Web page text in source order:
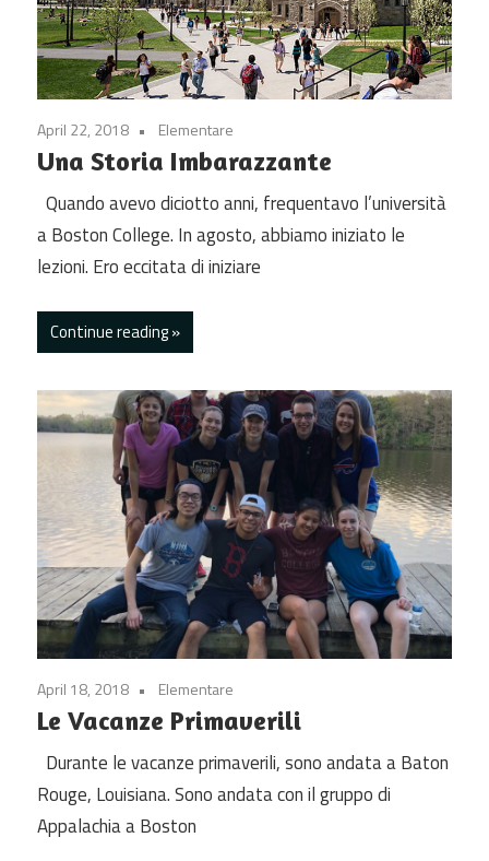
April 22, 2018 Elementare
Una Storia Imbarazzante
Quando avevo diciotto anni, frequentavo l’università
a Boston College. In agosto, abbiamo iniziato le
lezioni. Ero eccitata di iniziare
Continue reading
April 18, 2018 Elementare
Le Vacanze Primaverili
Durante le vacanze primaverili, sono andata a Baton
Rouge, Louisiana. Sono andata con il gruppo di
Appalachia a Boston